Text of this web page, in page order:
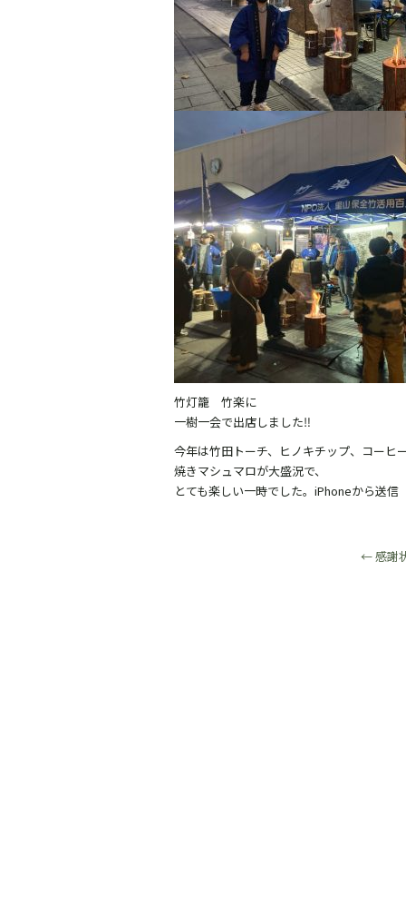
竹灯籠 竹楽に
一樹一会で出店しました‼︎
今年は竹田トーチ、ヒノキチップ、コーヒ
焼きマシュマロが大盛況で、
とても楽しい一時でした。iPhoneから送信
←感謝